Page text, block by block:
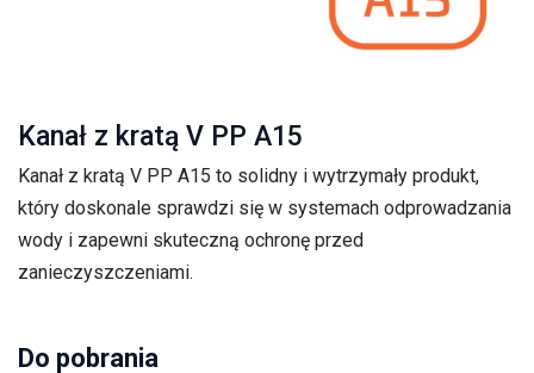
Kanał z kratą V PP A15
Kanał z kratą V PP A15 to solidny i wytrzymały produkt,
który doskonale sprawdzi się w systemach odprowadzania
wody i zapewni skuteczną ochronę przed
zanieczyszczeniami.
Do pobrania